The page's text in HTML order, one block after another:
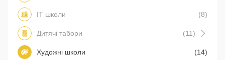
IT школи (8)
Дитячі табори (11)
Художні школи (14)